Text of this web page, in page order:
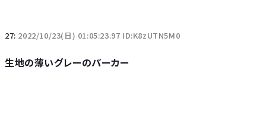
27: 2022/10/23(日) 01:05:23.97 ID:K8zUTN5M0
生地の薄いグレーのパーカー